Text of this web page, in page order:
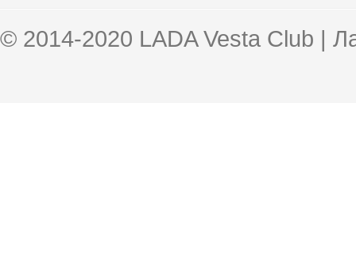
© 2014-2020 LADA Vesta Club |